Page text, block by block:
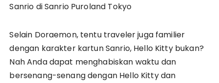
Sanrio di Sanrio Puroland Tokyo
Selain Doraemon, tentu traveler juga familier
dengan karakter kartun Sanrio, Hello Kitty bukan?
Nah Anda dapat menghabiskan waktu dan
bersenang-senang dengan Hello Kitty dan